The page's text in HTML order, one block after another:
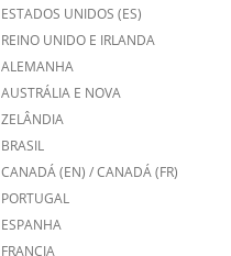
ESTADOS UNIDOS (ES)
REINO UNIDO E IRLANDA
ALEMANHA
AUSTRÁLIA E NOVA
ZELÂNDIA
BRASIL
CANADÁ (EN) /CANADÁ (FR)
PORTUGAL
ESPANHA
FRANCIA